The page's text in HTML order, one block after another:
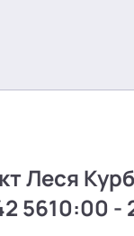
Леся
5610:00 -